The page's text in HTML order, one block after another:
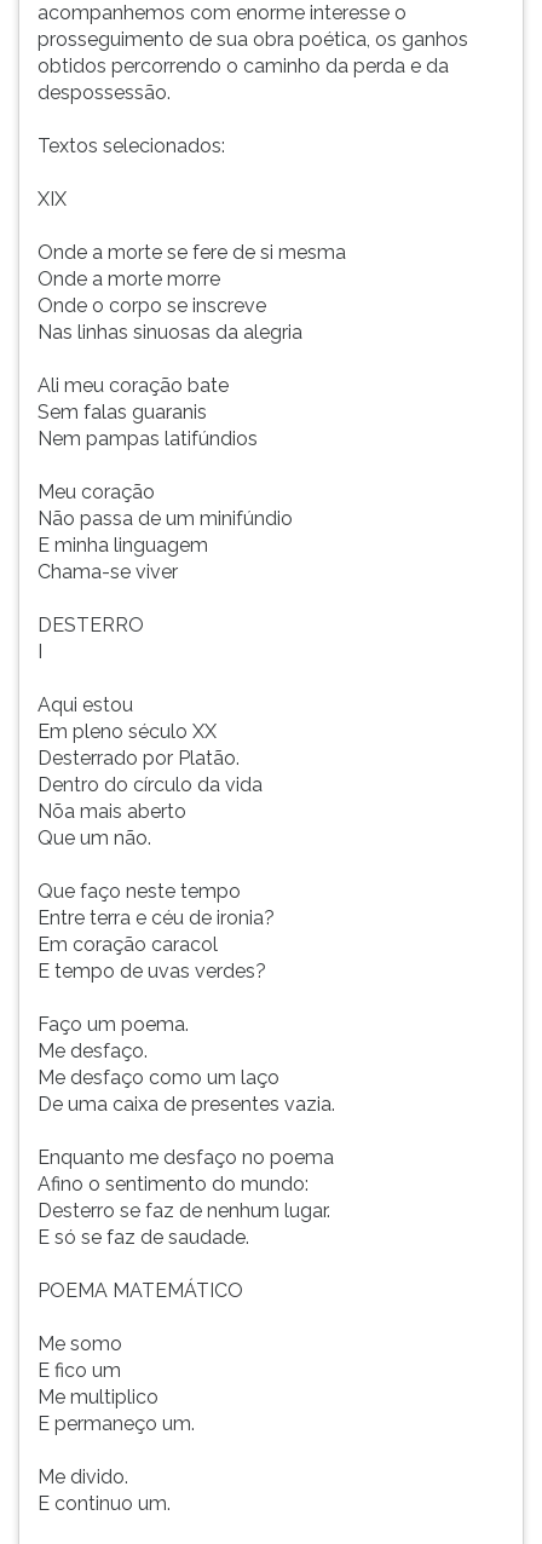
acompanhemos com enorme interesse o
prosseguimento de sua obra poética, os ganhos
obtidos percorrendo o caminho da perda e da
despossessão.
Textos selecionados:
XIX
Onde a morte se fere de si mesma
Onde a morte morre
Onde o corpo se inscreve
Nas linhas sinuosas da alegria
Ali meu coração bate
Sem falas guaranis
Nem pampas latifúndios
Meu coração
Não passa de um minifúndio
E minha linguagem
Chama-se viver
DESTERRO
I
Aqui estou
Em pleno século XX
Desterrado por Platão.
Dentro do círculo da vida
Nõa mais aberto
Que um não.
Que faço neste tempo
Entre terra e céu de ironia?
Em coração caracol
E tempo de uvas verdes?
Faço um poema.
Me desfaço.
Me desfaço como um laço
De uma caixa de presentes vazia.
Enquanto me desfaço no poema
Afino o sentimento do mundo:
Desterro se faz de nenhum lugar.
E só se faz de saudade.
POEMA MATEMÁTICO
Me somo
E fico um
Me multiplico
E permaneço um.
Me divido.
E continuo um.